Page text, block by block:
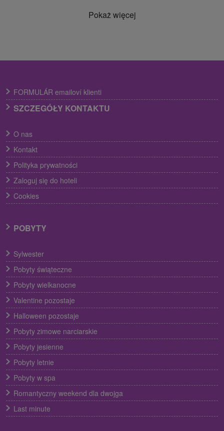
Pokaż więcej
FORMULÁR emailoví klienti
SZCZEGÓŁY KONTAKTU
O nas
Kontakt
Polityka prywatności
Zaloguj się do hoteli
Cookies
POBYTY
Sylwester
Pobyty świąteczne
Pobyty wielkanocne
Valentine pozostaje
Halloween pozostaje
Pobyty zimowe narciarskie
Pobyty jesienne
Pobyty letnie
Pobyty w spa
Romantyczny weekend dla dwojga
Last minute